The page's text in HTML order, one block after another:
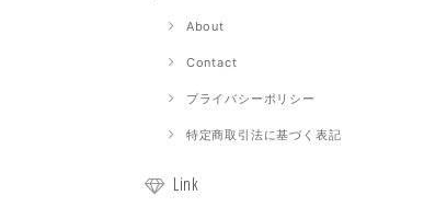
About
Contact
プライバシーポリシー
特定商取引法に基づく表記
Link